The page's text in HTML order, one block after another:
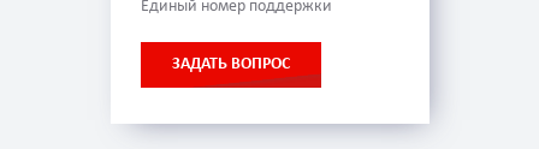
Единый номер поддержки
ЗАДАТЬ ВОПРОС